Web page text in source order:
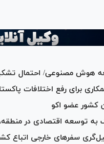
هوش مصنوعی/ احتمال
برای رفع اختلافات
کشور عضو اکو
توسعه اقتصادی در
سفرهای خارجی اتباع